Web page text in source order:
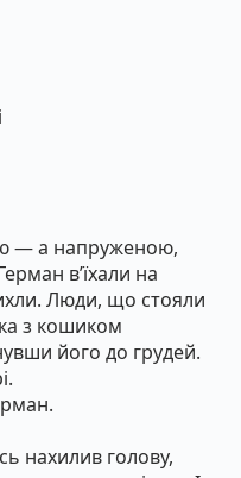
— а напруженою,
в’їхали на
Люди, що стояли
з кошиком
його до грудей.
нахилив голову,